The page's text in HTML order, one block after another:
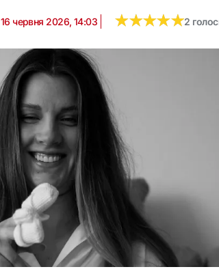
16 червня 2026, 14:03 ★★★★★
★★★★★2